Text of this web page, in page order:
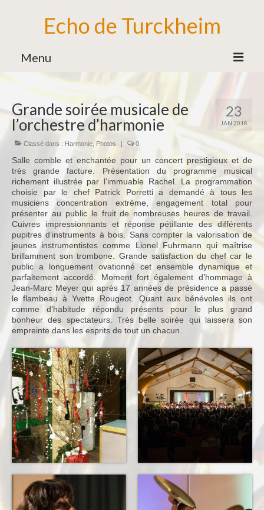
Echo de Turckheim
Menu
Association
Bureau
Bénévoles
Partenaires
Ecole de Musique
Formation Musicale
Familles d’Instruments
Vie de l’Ecole de Musique
Ensemble des Jeunes
Notre Equipe
Tarifs 2026-2027
Calendrier
Blog
Harmonie
Historique
Concours
Direction
Vie de l’Orchestre
Répertoire Musical
Calendrier
23
JAN 2018
Grande soirée musicale de
l’orchestre d’harmonie
Classé dans : Harmonie Photos | 0
Salle comble et enchantée pour un concert prestigieux et de
très grande facture. Présentation du programme musical
richement illustrée par l’immuable Rachel. La programmation
choisie par le chef Patrick Porretti a demandé à tous les
musiciens concentration extrême, engagement total pour
présenter au public le fruit de nombreuses heures de travail.
Cuivres impressionnants et réponse pétillante des différents
pupitres d’instruments à bois. Sans compter la valorisation de
jeunes instrumentistes comme Lionel Fuhrmann qui maîtrise
brillamment son trombone. Grande satisfaction du chef car le
public a longuement ovationné cet ensemble dynamique et
parfaitement accordé. Moment fort également d’hommage à
Jean-Marc Meyer qui après 17 années de présidence a passé
le flambeau à Yvette Rougeot. Quant aux bénévoles ils ont
comme d’habitude répondu présents pour le plus grand
bonheur des spectateurs. Très belle soirée qui laissera son
empreinte dans les esprits de tout un chacun.